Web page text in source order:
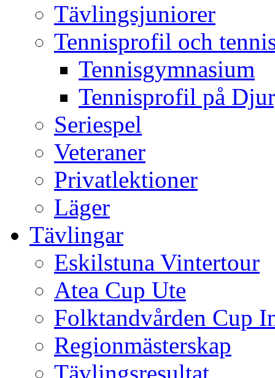
Tävlingsjuniorer
Tennisprofil och
Tennisgymnasium
Tennisprofil på
Seriespel
Veteraner
Privatlektioner
Läger
Tävlingar
Eskilstuna Vintertour
Atea Cup Ute
Folktandvården Cup
Regionmästerskap